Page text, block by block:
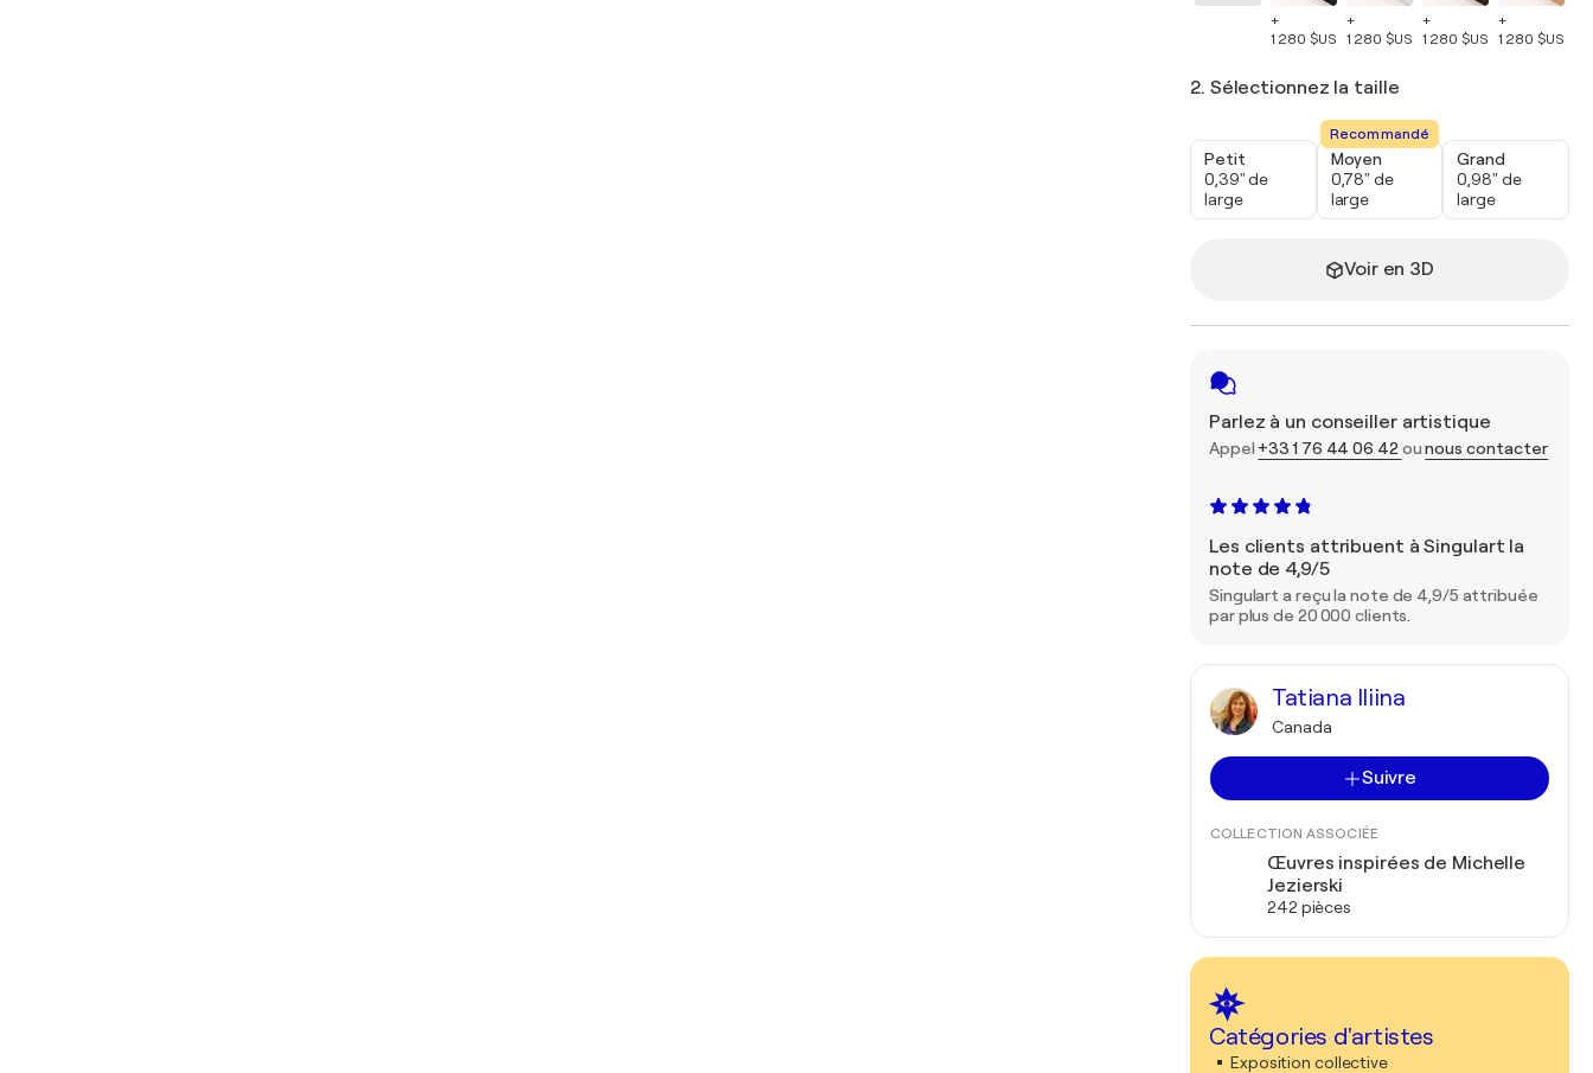
+
1 280 $US
+
1 280 $US
+
1 280 $US
+
1 280 $US
2. Sélectionnez la taille
Petit
0,39" de
large
Recommandé
Moyen
0,78" de
large
Grand
0,98" de
large
Voir en 3D
Parlez à un conseiller artistique
Appel +33 1 76 44 06 42 ounous contacter
Les clients attribuent à Singulart la
note de 4,9/5
Singulart a reçu la note de 4,9/5 attribuée
par plus de 20 000 clients.
Tatiana Iliina
Canada
Suivre
COLLECTION ASSOCIÉE
Œuvres inspirées de Michelle
Jezierski
242 pièces
Catégories d'artistes
Exposition collective